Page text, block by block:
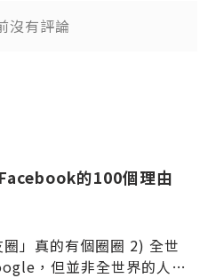
沒有評論
的100個理由
」真的有個圈圈 2) 全世
，但並非全世界的人都